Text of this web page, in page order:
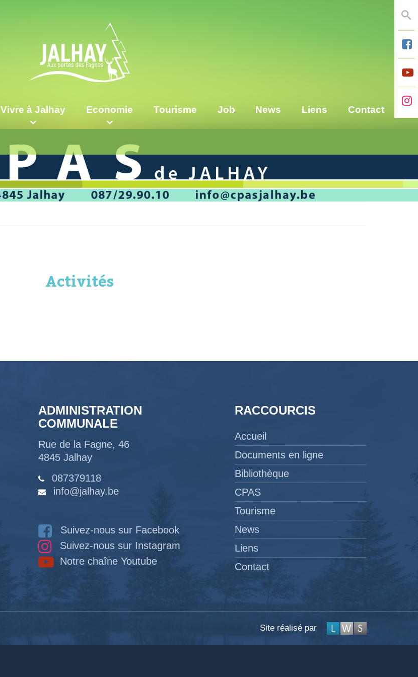
Vivre à Jalhay Economie Tourisme Job News Liens Contact
Activités
ADMINISTRATION
COMMUNALE
Rue de la Fagne, 46
4845 Jalhay
087379118
info@jalhay.be
Suivez-nous sur Facebook
Suivez-nous sur Instagram
Notre chaîne Youtube
RACCOURCIS
Accueil
Documents en ligne
Bibliothèque
CPAS
Tourisme
News
Liens
Contact
Site réalisé par